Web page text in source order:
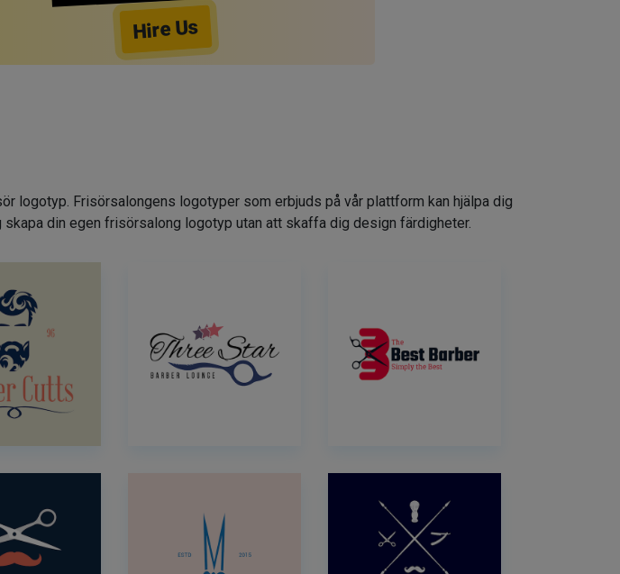
Hire Us
logotyp. Frisörsalongens logotyper som erbjuds på vår plattform kan hjälpa dig
din egen frisörsalong logotyp utan att skaffa dig design färdigheter.